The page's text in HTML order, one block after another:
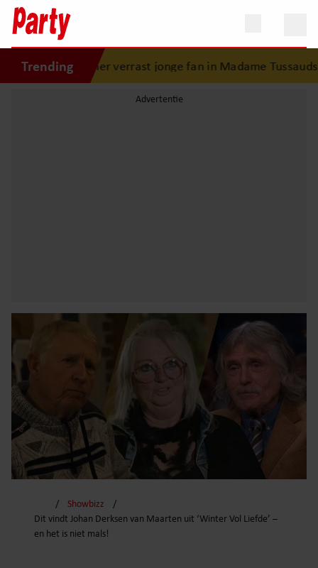
Trending
verrast jonge fan in Madame Tussauds:
Showbizz
Dit vindt Johan Derksen van Maarten uit ‘Winter Vol Liefde’ –
en het is niet mals!